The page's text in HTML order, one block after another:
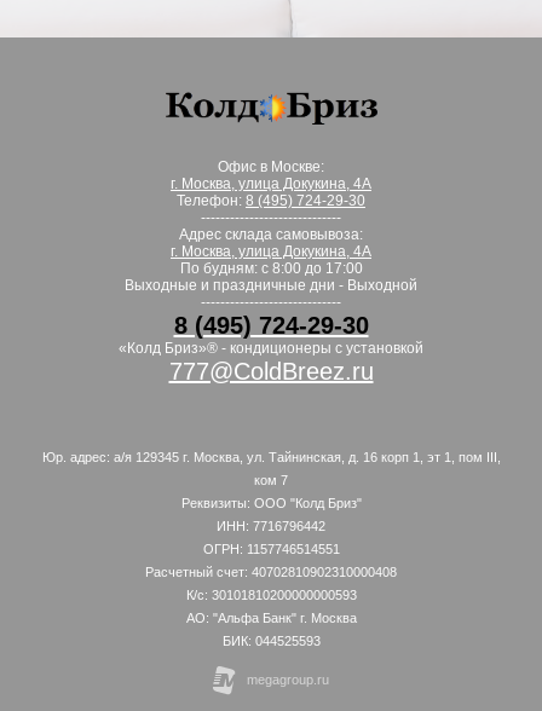
Офис в Москве:
г. Москва, улица Докукина, 4А
Телефон: 8 (495) 724-29-30
-----------------------------
Адрес склада самовывоза:
г. Москва, улица Докукина, 4А
По будням: с 8:00 до 17:00
Выходные и праздничные дни - Выходной
-----------------------------
8 (495) 724-29-30
«Колд Бриз»® - кондиционеры с установкой
777@ColdBreez.ru
Юр. адрес: а/я 129345 г. Москва, ул. Тайнинская, д. 16 корп 1, эт 1, пом III,
ком 7
Реквизиты: ООО "Колд Бриз"
ИНН: 7716796442
ОГРН: 1157746514551
Расчетный счет: 40702810902310000408
К/с: 30101810200000000593
АО: "Альфа Банк" г. Москва
БИК: 044525593